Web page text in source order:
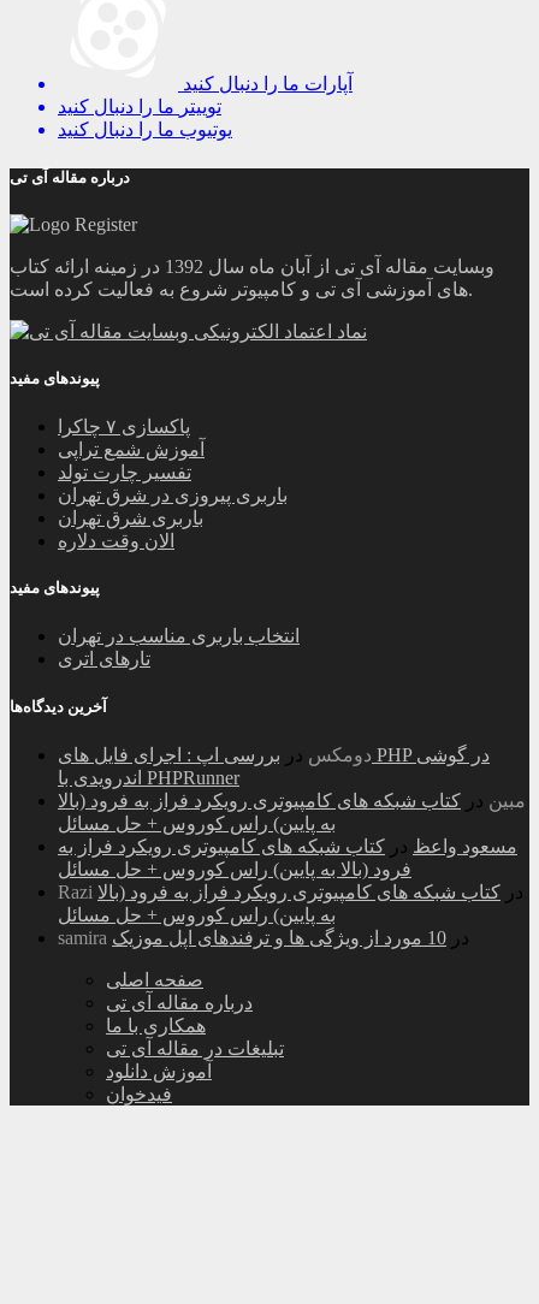
آپارات ما را دنبال کنید
توییتر ما را دنبال کنید
یوتیوب ما را دنبال کنید
درباره مقاله آی تی
وبسایت مقاله آی تی از آبان ماه سال 1392 در زمینه ارائه کتاب
های آموزشی آی تی و کامپیوتر شروع به فعالیت کرده است.
پیوندهای مفید
پاکسازی ۷ چاکرا
آموزش شمع تراپی
تفسیر چارت تولد
باربری پیروزی در شرق تهران
باربری شرق تهران
الان وقت دلاره
پیوندهای مفید
انتخاب باربری مناسب در تهران
تارهای اتری
آخرین دیدگاه‌ها
دومکس در بررسی اپ : اجرای فایل های PHP در گوشی
اندرویدی با PHPRunner
مبین در کتاب شبکه های کامپیوتری رویکرد فراز به فرود (بالا
به پایین) راس کوروس + حل مسائل
مسعود واعظ در کتاب شبکه های کامپیوتری رویکرد فراز به
فرود (بالا به پایین) راس کوروس + حل مسائل
Razi
در کتاب شبکه های کامپیوتری رویکرد فراز به فرود (بالا
به پایین) راس کوروس + حل مسائل
samira
در 10 مورد از ویژگی ها و ترفندهای اپل موزیک
صفحه اصلی
درباره مقاله آی تی
همکاری با ما
تبلیغات در مقاله آی تی
آموزش دانلود
فیدخوان